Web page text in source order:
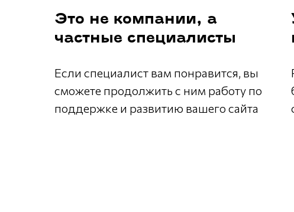
Это не компании, а
частные специалисты
Если специалист вам понравится, вы
сможете продолжить с ним работу по
поддержке и развитию вашего сайта